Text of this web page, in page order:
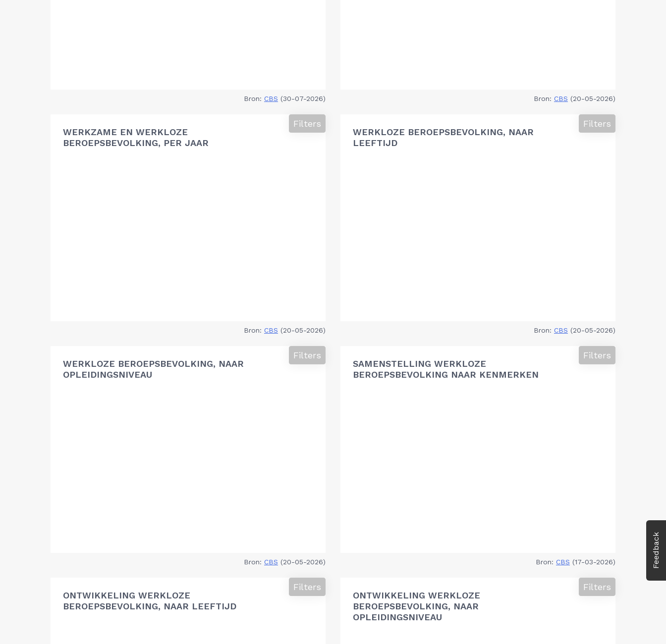
Feedback
Bron: CBS (30-07-2026) Bron: CBS (20-05-2026)
WERKZAME EN WERKLOZE
BEROEPSBEVOLKING, PER JAAR
Filters
Bron: CBS (20-05-2026)
WERKLOZE BEROEPSBEVOLKING, NAAR
LEEFTIJD
Filters
Bron: CBS (20-05-2026)
WERKLOZE BEROEPSBEVOLKING, NAAR
OPLEIDINGSNIVEAU
Filters
Bron: CBS (20-05-2026)
SAMENSTELLING WERKLOZE
BEROEPSBEVOLKING NAAR KENMERKEN
Filters
Bron: CBS (17-03-2026)
ONTWIKKELING WERKLOZE
BEROEPSBEVOLKING, NAAR LEEFTIJD
Filters
ONTWIKKELING WERKLOZE
BEROEPSBEVOLKING, NAAR
OPLEIDINGSNIVEAU
Filters